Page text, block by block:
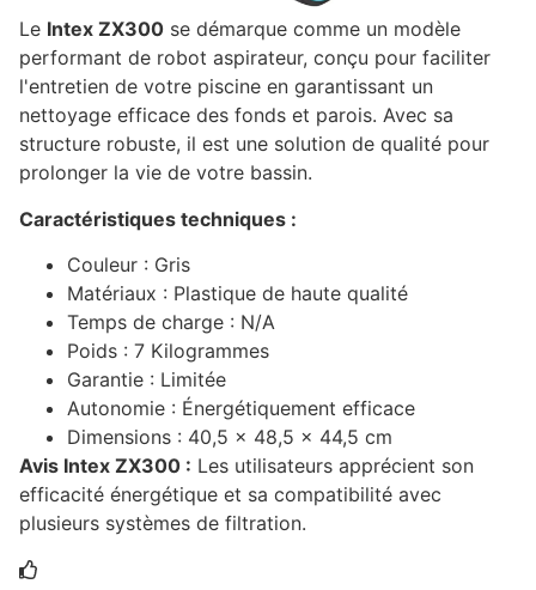
Le Intex ZX300 se démarque comme un modèle
performant de robot aspirateur, conçu pour faciliter
l'entretien de votre piscine en garantissant un
nettoyage efficace des fonds et parois. Avec sa
structure robuste, il est une solution de qualité pour
prolonger la vie de votre bassin.
Caractéristiques techniques :
Couleur : Gris
Matériaux : Plastique de haute qualité
Temps de charge : N/A
Poids : 7 Kilogrammes
Garantie : Limitée
Autonomie : Énergétiquement efficace
Dimensions : 40,5 x 48,5 x 44,5 cm
Avis Intex ZX300 : Les utilisateurs apprécient son
efficacité énergétique et sa compatibilité avec
plusieurs systèmes de filtration.